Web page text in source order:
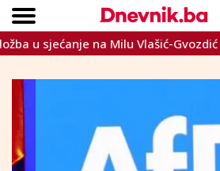
VIJESTI
SPORT
INTERVIEW
TEME
CRNA KRONIKA
LIFESTYLE
Copyright ©
sjećanje na Milu Vlašić-Gvozdić u